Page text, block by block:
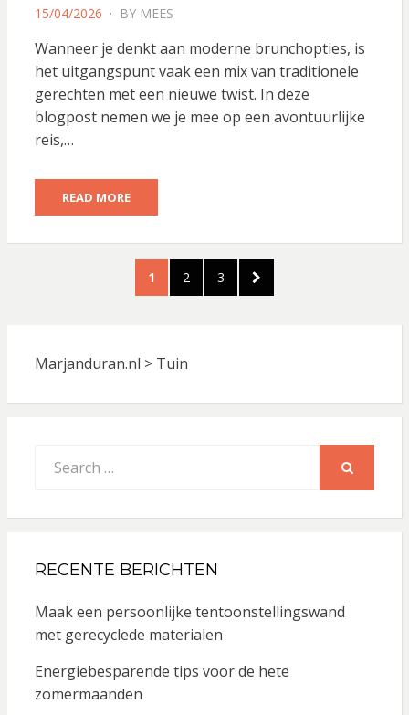
POSTED
15/04/2026 BY MEES
Wanneer je denkt aan moderne brunchopties, is
het uitgangspunt vaak een mix van traditionele
gerechten met een nieuwe twist. In deze
blogpost nemen we je mee op een avontuurlijke
reis,…
READ MORE
paginering
PAGE
1 PAGE
2 PAGE
3
NEXT
PAGE
Marjanduran.nl > Tuin
for:
RECENTE BERICHTEN
Maak een persoonlijke tentoonstellingswand
met gerecyclede materialen
Energiebesparende tips voor de hete
zomermaanden